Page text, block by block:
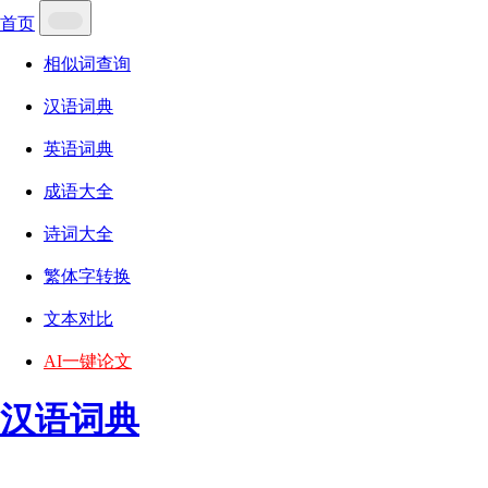
首页
相似词查询
汉语词典
英语词典
成语大全
诗词大全
繁体字转换
文本对比
AI一键论文
汉语词典